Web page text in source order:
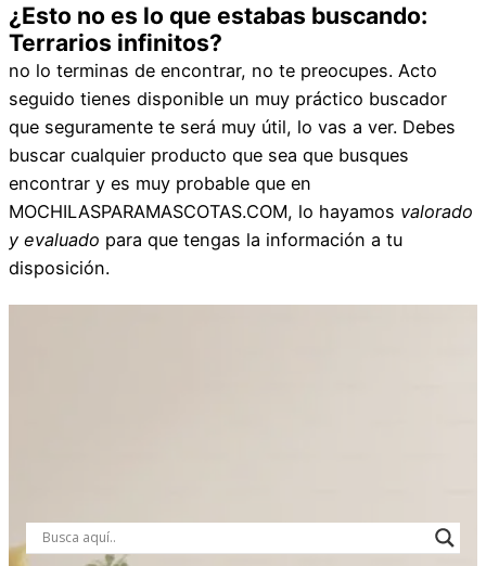
¿Esto no es lo que estabas buscando:
Terrarios infinitos?
no lo terminas de encontrar, no te preocupes. Acto
seguido tienes disponible un muy práctico buscador
que seguramente te será muy útil, lo vas a ver. Debes
buscar cualquier producto que sea que busques
encontrar y es muy probable que en
MOCHILASPARAMASCOTAS.COM, lo hayamos valorado
y evaluado para que tengas la información a tu
disposición.